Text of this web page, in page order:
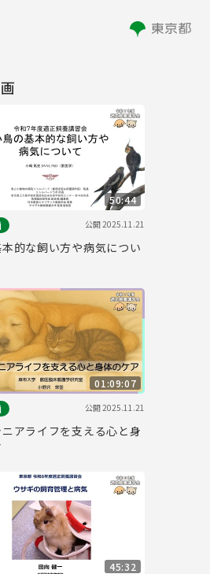
50:44
公開2025.11.21
的な飼い方や病気につい
01:09:07
公開2025.11.21
アライフを支える心と身
45:32